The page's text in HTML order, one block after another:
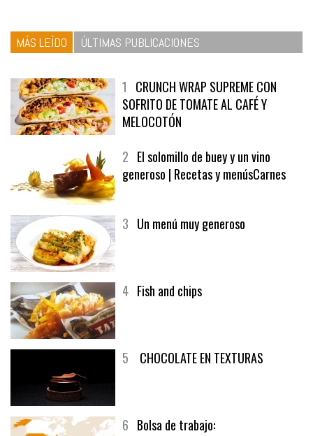
1CRUNCH WRAP SUPREME CON
SOFRITO DE TOMATE AL CAFÉ Y
MELOCOTÓN
2El solomillo de buey y un vino